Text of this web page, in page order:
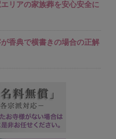
リアの家族葬を安心安全に
香典で横書きの場合の正解